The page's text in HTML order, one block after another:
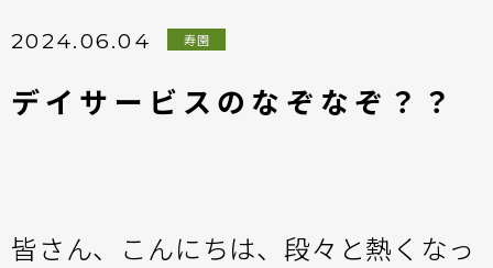
2024.06.04 寿園
デイサービスのなぞなぞ？？
皆さん、こんにちは、段々と熱くなっ